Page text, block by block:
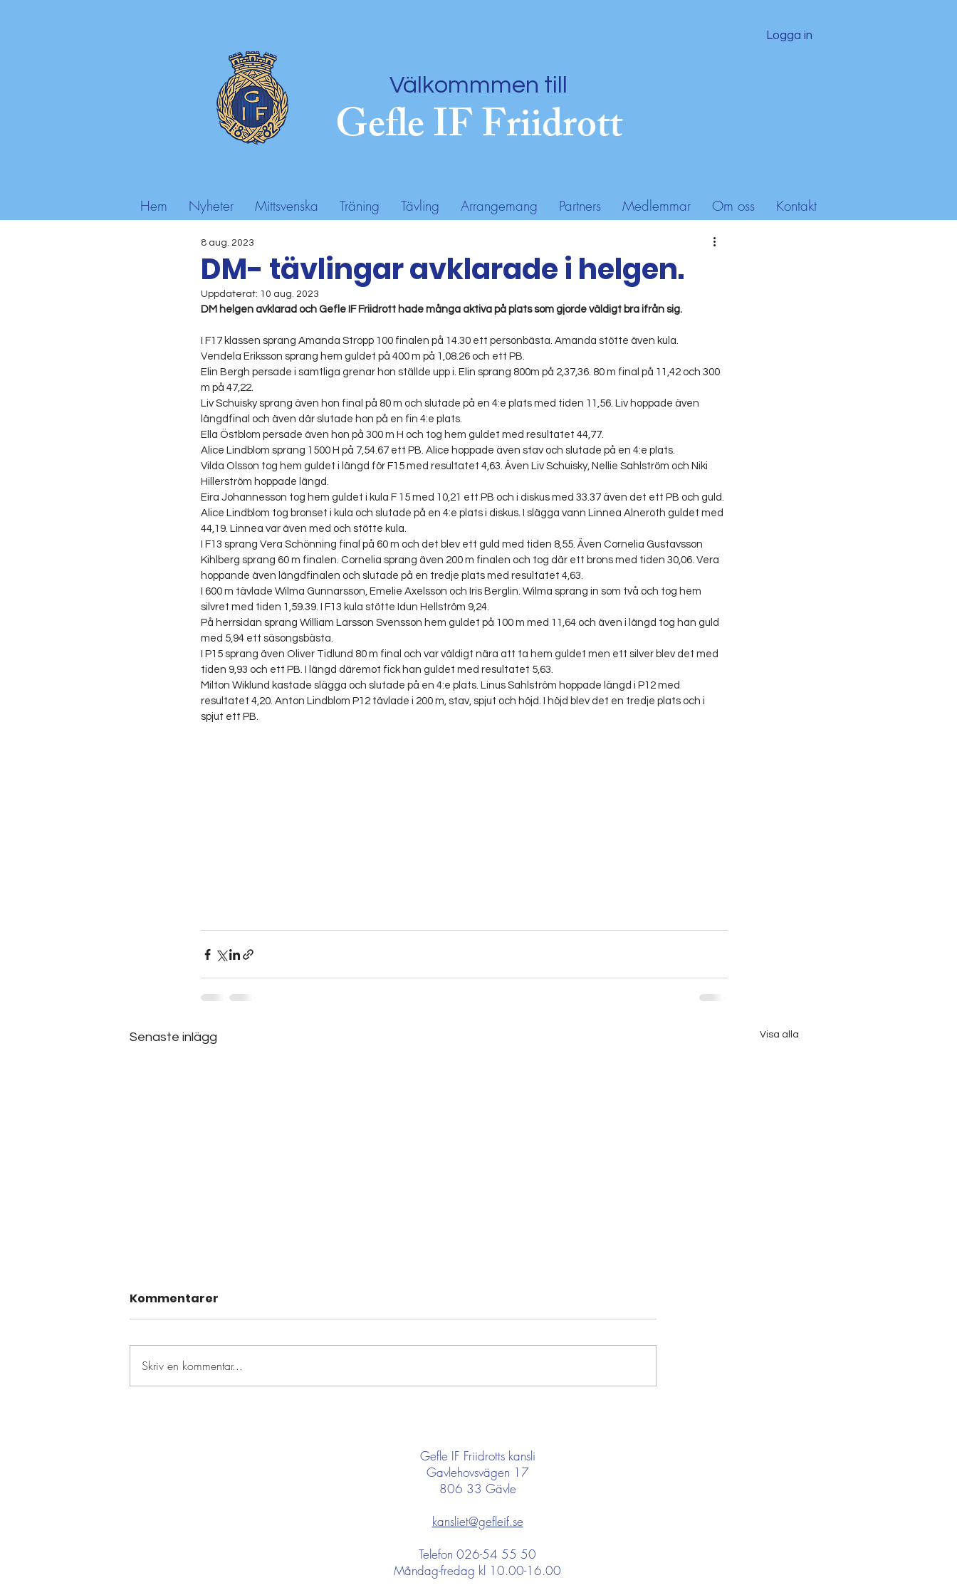
Logga in
Gefle IF Friidrott
Välkommmen till
Hem Nyheter Mittsvenska Träning Tävling Arrangemang Partners Medlemmar Om oss Kontakt
DM- tävlingar avklarade i helgen.
8 aug. 2023
Uppdaterat: 10 aug. 2023
DM helgen avklarad och Gefle IF Friidrott hade många aktiva på plats som gjorde väldigt bra ifrån sig.
I F17 klassen sprang Amanda Stropp 100 finalen på 14.30 ett personbästa. Amanda stötte även kula.
Vendela Eriksson sprang hem guldet på 400 m på 1,08.26 och ett PB.
Elin Bergh persade i samtliga grenar hon ställde upp i. Elin sprang 800m på 2,37,36. 80 m final på 11,42 och 300
m på 47,22.
Liv Schuisky sprang även hon final på 80 m och slutade på en 4:e plats med tiden 11,56. Liv hoppade även
längdfinal och även där slutade hon på en fin 4:e plats.
Ella Östblom persade även hon på 300 m H och tog hem guldet med resultatet 44,77.
Alice Lindblom sprang 1500 H på 7,54.67 ett PB. Alice hoppade även stav och slutade på en 4:e plats.
Vilda Olsson tog hem guldet i längd för F15 med resultatet 4,63. Även Liv Schuisky, Nellie Sahlström och Niki
Hillerström hoppade längd.
Eira Johannesson tog hem guldet i kula F 15 med 10,21 ett PB och i diskus med 33.37 även det ett PB och guld.
Alice Lindblom tog bronset i kula och slutade på en 4:e plats i diskus. I slägga vann Linnea Alneroth guldet med
44,19. Linnea var även med och stötte kula.
I F13 sprang Vera Schönning final på 60 m och det blev ett guld med tiden 8,55. Även Cornelia Gustavsson
Kihlberg sprang 60 m finalen. Cornelia sprang även 200 m finalen och tog där ett brons med tiden 30,06. Vera
hoppande även längdfinalen och slutade på en tredje plats med resultatet 4,63.
I 600 m tävlade Wilma Gunnarsson, Emelie Axelsson och Iris Berglin. Wilma sprang in som två och tog hem
silvret med tiden 1,59.39. I F13 kula stötte Idun Hellström 9,24.
På herrsidan sprang William Larsson Svensson hem guldet på 100 m med 11,64 och även i längd tog han guld
med 5,94 ett säsongsbästa.
I P15 sprang även Oliver Tidlund 80 m final och var väldigt nära att ta hem guldet men ett silver blev det med
tiden 9,93 och ett PB. I längd däremot fick han guldet med resultatet 5,63.
Milton Wiklund kastade slägga och slutade på en 4:e plats. Linus Sahlström hoppade längd i P12 med
resultatet 4,20. Anton Lindblom P12 tävlade i 200 m, stav, spjut och höjd. I höjd blev det en tredje plats och i
spjut ett PB.
Senaste inlägg Visa alla
Sommaruppehåll
Kommentarer
Skriv en kommentar...
Gefle IF Friidrotts kansli
Gavlehovsvägen 17
806 33 Gävle
kansliet@gefleif.se
Telefon 026-54 55 50
Måndag-fredag kl 10.00-16.00